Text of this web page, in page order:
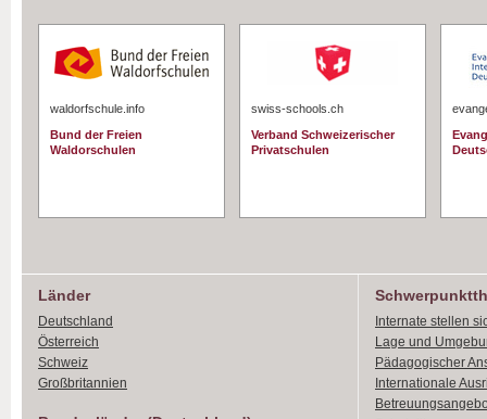
waldorfschule.info
Bund der Freien
Waldorschulen
swiss-schools.ch
Verband Schweizerischer
Privatschulen
Länder
Deutschland
Österreich
Schweiz
Großbritannien
Internate stellen
Lage und
Pädagogischer
Internationale